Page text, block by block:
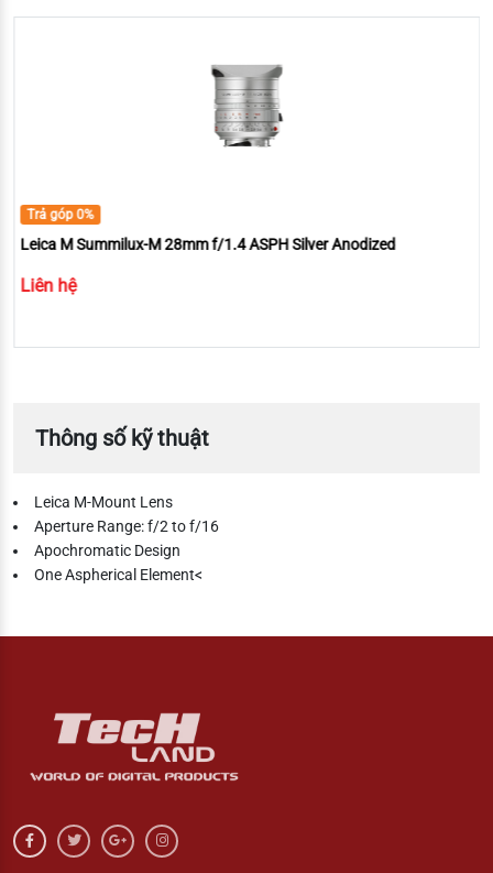
Trả góp 0%
Leica M Summilux-M 28mm f/1.4 ASPH Silver Anodized
Liên hệ
Thông số kỹ thuật
Leica M-Mount Lens
Aperture Range: f/2 to f/16
Apochromatic Design
One Aspherical Element<